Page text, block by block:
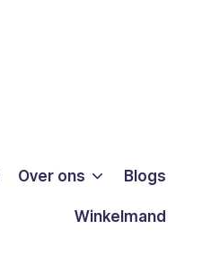
Over ons Blogs
Winkelmand